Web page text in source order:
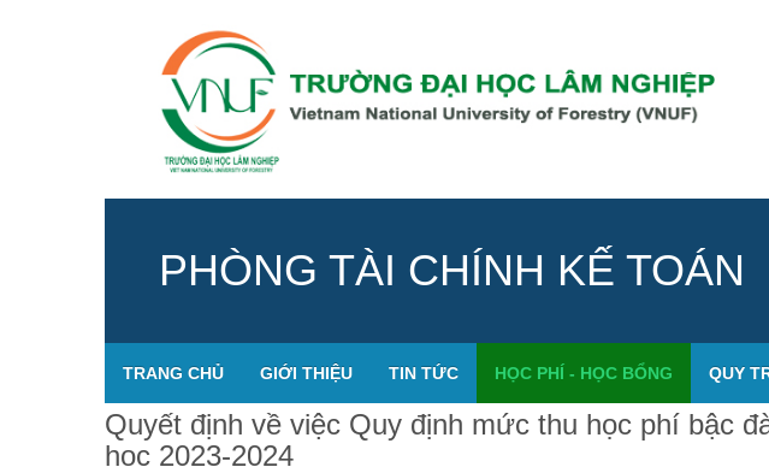
PHÒNG TÀI CHÍNH KẾ TOÁN
TRANG CHỦ GIỚI THIỆU TIN TỨC HỌC PHÍ - HỌC BỔNG QUY
Quyết định về việc Quy định mức thu học phí bậc
hoc 2023-2024